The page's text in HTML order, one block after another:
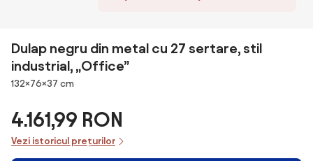
Dulap negru din metal cu 27 sertare, stil
industrial, „Office”
Dimensiuni
132×76×37 cm
4.161,99 RON
Vezi istoricul prețurilor